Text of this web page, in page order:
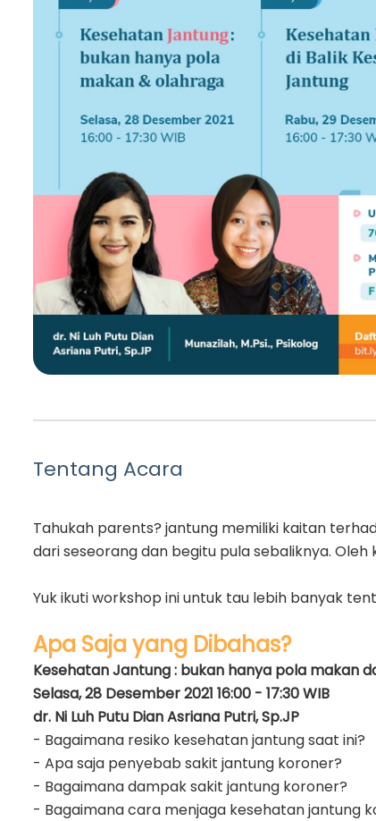
Tentang Acara
Tahukah parents? jantung memiliki kaitan
dari seseorang dan begitu pula sebaliknya.
Yuk ikuti workshop ini untuk tau lebih banyak
Apa Saja yang Dibahas?
Kesehatan Jantung : bukan hanya pola makan
Selasa, 28 Desember 2021 16:00 - 17:30 WIB
dr. Ni Luh Putu Dian Asriana Putri, Sp.JP
- Bagaimana resiko kesehatan jantung saat ini?
- Apa saja penyebab sakit jantung koroner?
- Bagaimana dampak sakit jantung koroner?
- Bagaimana cara menjaga kesehatan jantung